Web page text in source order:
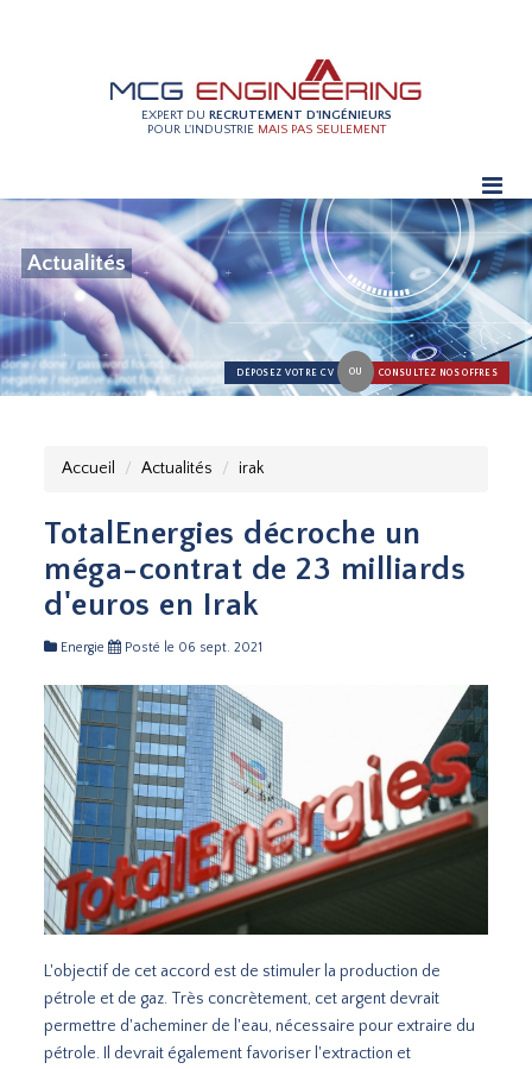
EXPERT DU RECRUTEMENT D'INGÉNIEURS
POUR L'INDUSTRIE MAIS PAS SEULEMENT
Actualités
DÉPOSEZ VOTRE CV OU CONSULTEZ NOS OFFRES
Accueil Actualités irak
TotalEnergies décroche un
méga-contrat de 23 milliards
d'euros en Irak
Energie Posté le 06 sept. 2021
L'objectif de cet accord est de stimuler la production de
pétrole et de gaz. Très concrètement, cet argent devrait
permettre d'acheminer de l'eau, nécessaire pour extraire du
pétrole. Il devrait également favoriser l'extraction et